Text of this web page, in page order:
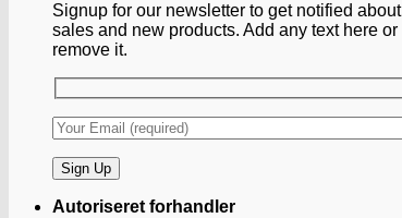
Signup for our newsletter to get notified about
sales and new products. Add any text here or
remove it.
Autoriseret forhandler